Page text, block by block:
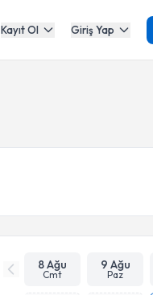
Kayıt Ol Giriş Yap
8 Ağu
Cmt
9 Ağu
Paz